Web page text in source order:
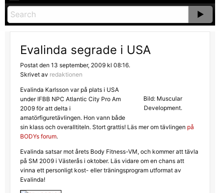
Evalinda segrade i USA
Postat den 13 september, 2009 kl 08:16.
Skrivet av redaktionen
Bild: Muscular
Development.
Evalinda Karlsson var på plats i USA
under IFBB NPC Atlantic City Pro Am
2009 för att delta i
amatörfiguretävlingen. Hon vann både
sin klass och overalltiteln. Stort grattis! Läs mer om tävlingen på
BODYs forum.
Evalinda satsar mot årets Body Fitness-VM, och kommer att tävla
på SM 2009 i Västerås i oktober. Läs vidare om en chans att
vinna ett personligt kost- eller träningsprogram utformat av
Evalinda!